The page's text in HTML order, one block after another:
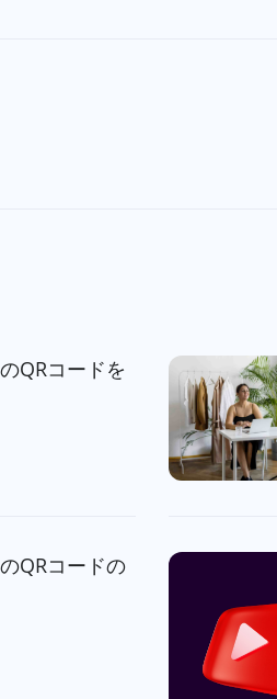
QRコードを
QRコードの